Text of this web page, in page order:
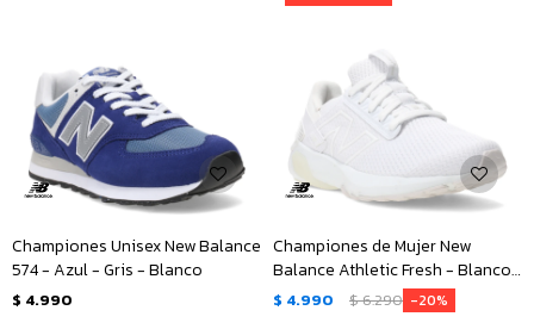
Championes Unisex New Balance
574 - Azul - Gris - Blanco
$ 4.990
Championes de Mujer New
Balance Athletic Fresh - Blanco
- Plateado
$ 4.990 $6.290 20